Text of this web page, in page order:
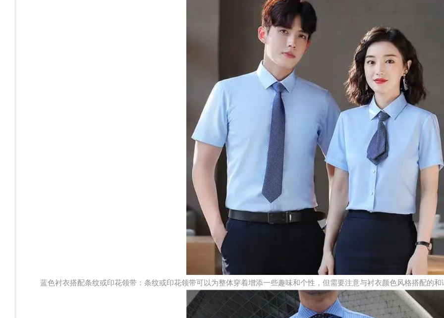
蓝色衬衣搭配条纹或印花领带：条纹或印花领带可以为整体穿着增添一些趣味和个性，但需要注意与衬衣颜色风格搭配的和